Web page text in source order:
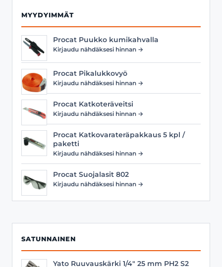
MYYDYIMMÄT
Procat Puukko kumikahvalla
Kirjaudu nähdäksesi hinnan →
Procat Pikalukkovyö
Kirjaudu nähdäksesi hinnan →
Procat Katkoteräveitsi
Kirjaudu nähdäksesi hinnan →
Procat Katkovarateräpakkaus 5 kpl /
paketti
Kirjaudu nähdäksesi hinnan →
Procat Suojalasit 802
Kirjaudu nähdäksesi hinnan →
SATUNNAINEN
Yato Ruuvauskärki 1/4" 25 mm PH2 S2